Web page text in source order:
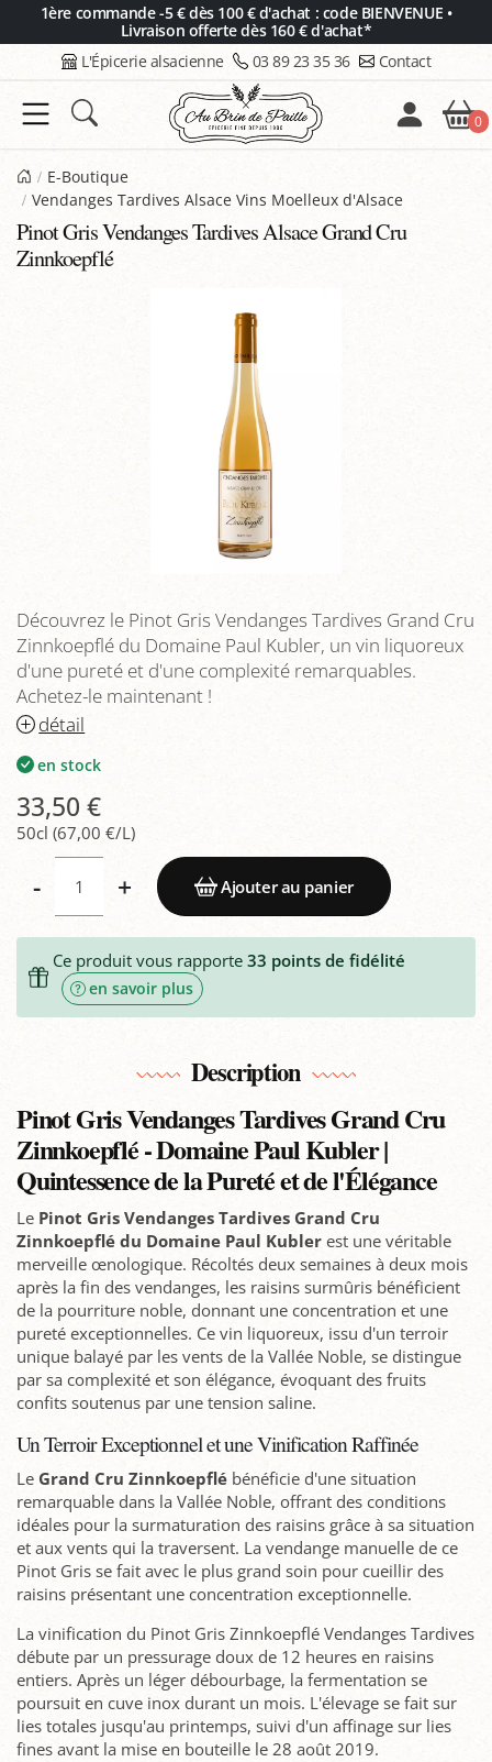
1ère commande -5 € dès 100 € d'achat : code BIENVENUE •
Livraison offerte dès 160 € d'achat*
L'Épicerie alsacienne 03 89 23 35 36 Contact
0
E-Boutique
Vendanges Tardives Alsace Vins Moelleux d'Alsace
Pinot Gris Vendanges Tardives Alsace Grand Cru
Zinnkoepflé
Découvrez le Pinot Gris Vendanges Tardives Grand Cru
Zinnkoepflé du Domaine Paul Kubler, un vin liquoreux
d'une pureté et d'une complexité remarquables.
Achetez-le maintenant !
détail
en stock
33,50 €
50cl (67,00 €/L)
- + Ajouter au panier
Ce produit vous rapporte33 points de fidélité
en savoir plus
Description
Pinot Gris Vendanges Tardives Grand Cru
Zinnkoepflé - Domaine Paul Kubler |
Quintessence de la Pureté et de l'Élégance
Le Pinot Gris Vendanges Tardives Grand Cru
Zinnkoepflé du Domaine Paul Kubler est une véritable
merveille œnologique. Récoltés deux semaines à deux mois
après la fin des vendanges, les raisins surmûris bénéficient
de la pourriture noble, donnant une concentration et une
pureté exceptionnelles. Ce vin liquoreux, issu d'un terroir
unique balayé par les vents de la Vallée Noble, se distingue
par sa complexité et son élégance, évoquant des fruits
confits soutenus par une tension saline.
Un Terroir Exceptionnel et une Vinification Raffinée
Le Grand Cru Zinnkoepflé bénéficie d'une situation
remarquable dans la Vallée Noble, offrant des conditions
idéales pour la surmaturation des raisins grâce à sa situation
et aux vents qui la traversent. La vendange manuelle de ce
Pinot Gris se fait avec le plus grand soin pour cueillir des
raisins présentant une concentration exceptionnelle.
La vinification du Pinot Gris Zinnkoepflé Vendanges Tardives
débute par un pressurage doux de 12 heures en raisins
entiers. Après un léger débourbage, la fermentation se
poursuit en cuve inox durant un mois. L'élevage se fait sur
lies totales jusqu'au printemps, suivi d'un affinage sur lies
fines avant la mise en bouteille le 28 août 2019.
Panneau de gestion des cookies